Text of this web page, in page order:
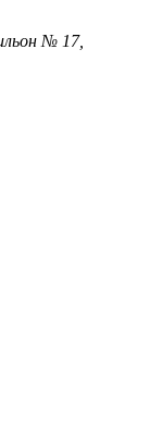
№ 17,